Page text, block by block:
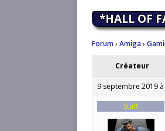
*HALL OF
Forum› Amiga›
Créateur
9 septembre 2019
Staff